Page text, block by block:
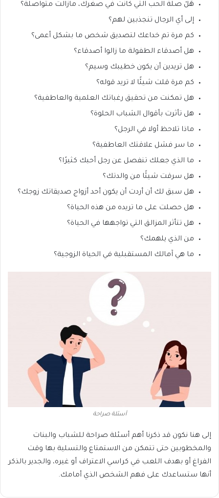
هَلْ صلة الحب التي كانت في صغرك، مازالت متواصلة؟
إلى أي الرجال تنجذبين لهم؟
كم مرة تم خداعك لتصديق شخص ما بشكل أعمى؟
هل أصدقاء الطفولة ما زالوا أصدقاء؟
هل تريدين أن يكون خطيبك وسيم؟
كم مرة قلت شيئًا لا تريد قوله؟
هل تمكنت من تحقيق رغباتك العلمية والعاطفية؟
هل تأثرت بأقوال الشباب الحلوة؟
ماذا تلاحظ أولا في الرجل؟
ما سر فشل علاقتك العاطفية؟
ما الذي جعلك تنفصل عن رجل أحبك كثيرًا؟
هل سرقت شيئًا من والدتك؟
هل سبق لك أن أردت أن يكون أحد أزواج صديقاتك زوجك؟
هل حصلت على ما تريده من هذه الحياة؟
هل تتأثر المزالق التي تواجهها في الحياة؟
من الذي يلهمك؟
ما هي آمالك المستقبلية في الحياة الزوجية؟
أسئلة صراحة
إلى هنا نكون قد ذكرنا أهم أسئلة صراحة للشباب والبنات
والمخطوبين حتى تتمكن من الاستمتاع والتسلية بها وقت
الفراغ أو بهدف اللعب في كراسي الاعتراف أو غيره، والجدير بالذكر
أنها ستساعدك على فهم الشخص الذي أمامك.